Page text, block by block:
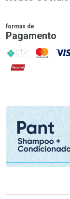
formas de
Pagamento
PIX MasterCard
VISA
Hipercard
Promoção